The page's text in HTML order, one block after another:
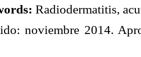
Radiodermatitis,
noviembre 2014.